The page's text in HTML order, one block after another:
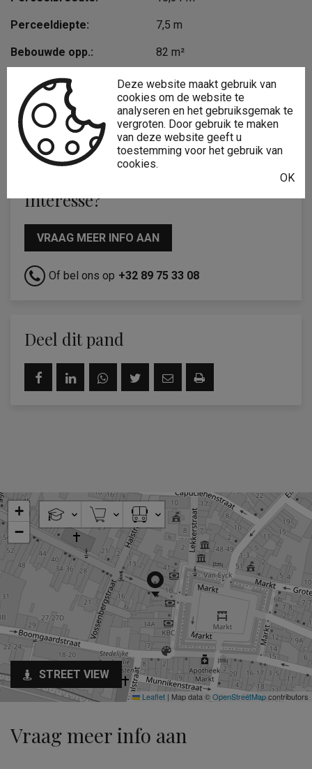
Perceeldiepte: 7,5 m
Bebouwde opp.: 82 m²
Bouwjaar: 1622
Renovatiejaar: 1996
Bouwlagen: 5
Interesse?
VRAAG MEER INFO AAN
Of bel ons op +32 89 75 33 08
Deel dit pand
+
−
Leaflet | Map data ©OpenStreetMapcontributors
STREET VIEW
Vraag meer info aan
Deze website maakt gebruik van
cookies om de website te
analyseren en het gebruiksgemak te
vergroten. Door gebruik te maken
van deze website geeft u
toestemming voor het gebruik van
cookies.
OK